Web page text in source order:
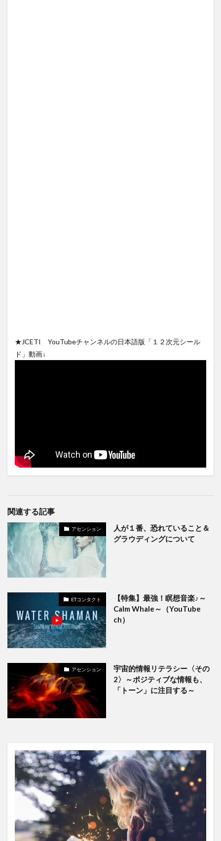
★JCETI YouTubeチャンネルの日本語版「１２次元シール
ド」動画↓
関連する記事
アセンション
人が１番、恐れていること＆
グラウディングについて
ETコンタクト
【特集】最強！瞑想音楽♪～
Calm Whale～（YouTube
ch）
アセンション
宇宙的情報リテラシー〈その
2〉～ポジティブな情報も、
「トーン」に注目する～